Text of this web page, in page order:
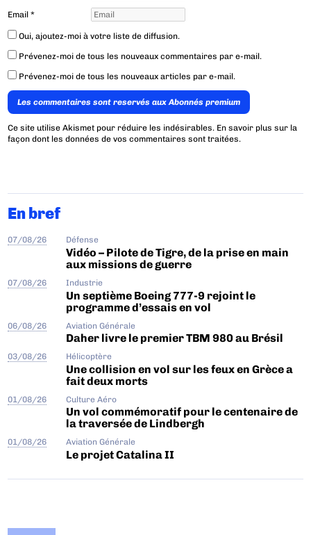
Email*
Oui, ajoutez-moi à votre liste de diffusion.
Prévenez-moi de tous les nouveaux commentaires par e-mail.
Prévenez-moi de tous les nouveaux articles par e-mail.
Les commentaires sont reservés aux Abonnés premium
Ce site utilise Akismet pour réduire les indésirables. En savoir plus sur la
façon dont les données de vos commentaires sont traitées.
En bref
07/08/26 Défense
Vidéo – Pilote de Tigre, de la prise en main
aux missions de guerre
07/08/26 Industrie
Un septième Boeing 777-9 rejoint le
programme d’essais en vol
06/08/26 Aviation Générale
Daher livre le premier TBM 980 au Brésil
03/08/26 Hélicoptère
Une collision en vol sur les feux en Grèce a
fait deux morts
01/08/26 Culture Aéro
Un vol commémoratif pour le centenaire de
la traversée de Lindbergh
01/08/26 Aviation Générale
Le projet Catalina II